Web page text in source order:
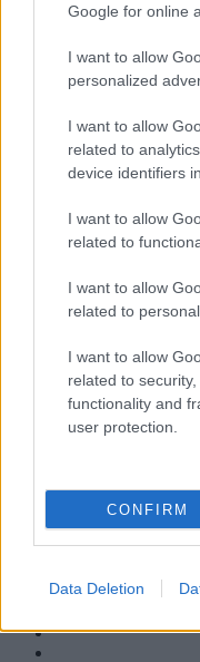
Google for online
I want to allow
personalized
I want to allow
related to
device identifiers
I want to allow
related to
I want to allow
related to
I want to allow
related to
functionality and
user protection.
CONFIRM
Data Deletion
Si ya has viajado con
periodo de verano,
del viaje.
* Descuento no
Si reservas tu plaza con
viaje, excepto para los
entre el 1 de Julio y el 30
anticipación de tres meses.
*Descuento no
* Descuento no
964 632 822